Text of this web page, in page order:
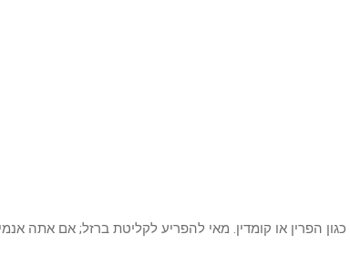
הפרין או קומדין. מאי להפריע לקליטת ברזל; אם אתה